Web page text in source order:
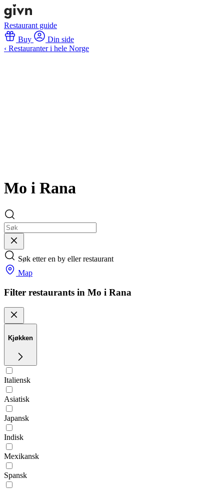
Restaurant guide
Buy
Din side
‹ Restauranter i hele Norge
Mo i Rana
Søk etter en by eller restaurant
Map
Filter restaurants in Mo i Rana
Kjøkken
Italiensk
Asiatisk
Japansk
Indisk
Mexikansk
Spansk